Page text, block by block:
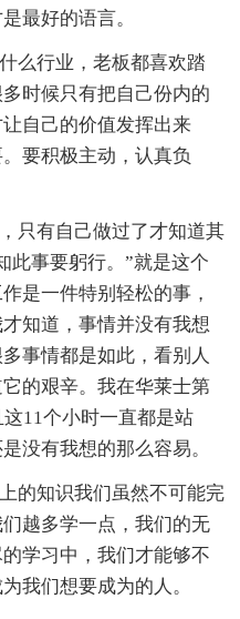
最好的语言。
么行业，老板都喜欢踏
时候只有把自己份内的
自己的价值发挥出来
要积极主动，认真负
只有自己做过了才知道其
此事要躬行。”就是这个
是一件特别轻松的事，
知道，事情并没有我想
事情都是如此，看别人
的艰辛。我在华莱士第
11个小时一直都是站
没有我想的那么容易。
的知识我们虽然不可能完
越多学一点，我们的无
学习中，我们才能够不
我们想要成为的人。